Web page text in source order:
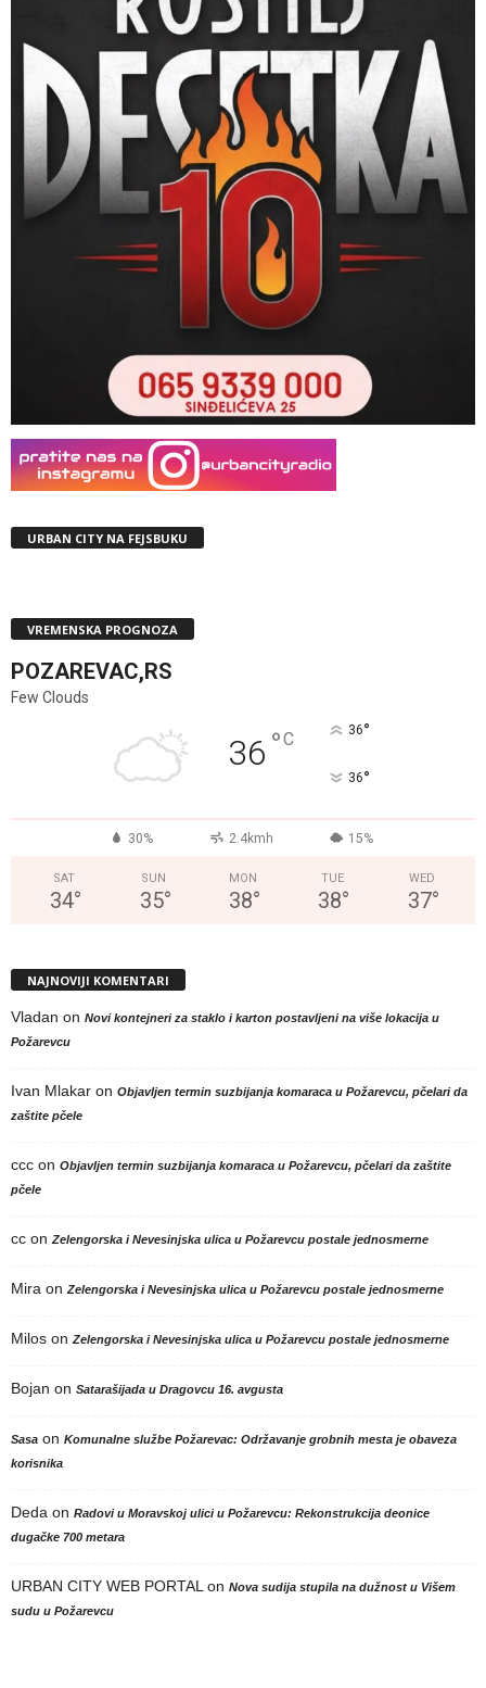
URBAN CITY NA FEJSBUKU
VREMENSKA PROGNOZA
POZAREVAC,RS
Few Clouds
36 °C 36°
36°
30% 2.4kmh 15%
SAT
34°
SUN
35°
MON
38°
TUE
38°
WED
37°
NAJNOVIJI KOMENTARI
Vladan on Novi kontejneri za staklo i karton postavljeni na više lokacija u
Požarevcu
Ivan Mlakar on Objavljen termin suzbijanja komaraca u Požarevcu, pčelari da
zaštite pčele
ccc on Objavljen termin suzbijanja komaraca u Požarevcu, pčelari da zaštite
pčele
cc on Zelengorska i Nevesinjska ulica u Požarevcu postale jednosmerne
Mira on Zelengorska i Nevesinjska ulica u Požarevcu postale jednosmerne
Milos on Zelengorska i Nevesinjska ulica u Požarevcu postale jednosmerne
Bojan on Satarašijada u Dragovcu 16. avgusta
Sasa on Komunalne službe Požarevac: Održavanje grobnih mesta je obaveza
korisnika
Deda on Radovi u Moravskoj ulici u Požarevcu: Rekonstrukcija deonice
dugačke 700 metara
URBAN CITY WEB PORTAL on Nova sudija stupila na dužnost u Višem
sudu u Požarevcu